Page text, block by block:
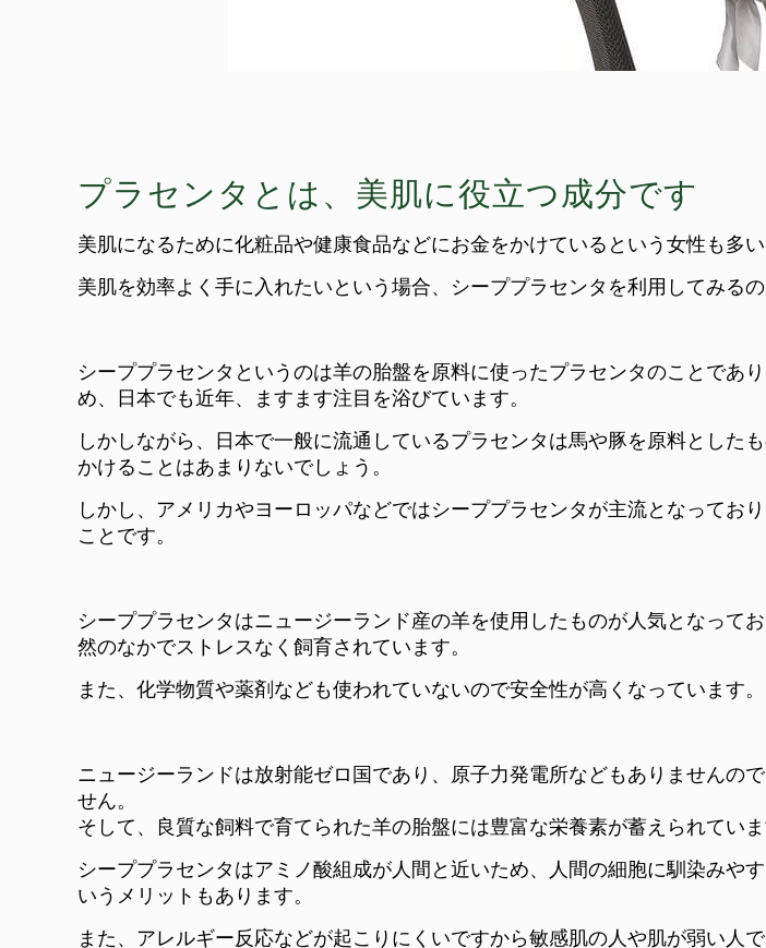
プラセンタとは、美肌に役立つ成分です
美肌になるために化粧品や健康食品などにお金をかけているという女性も多い
美肌を効率よく手に入れたいという場合、シーププラセンタを利用してみるの
シーププラセンタというのは羊の胎盤を原料に使ったプラセンタのことであ
め、日本でも近年、ますます注目を浴びています。
しかしながら、日本で一般に流通しているプラセンタは馬や豚を原料とした
かけることはあまりないでしょう。
しかし、アメリカやヨーロッパなどではシーププラセンタが主流となってお
ことです。
シーププラセンタはニュージーランド産の羊を使用したものが人気となって
然のなかでストレスなく飼育されています。
また、化学物質や薬剤なども使われていないので安全性が高くなっています。
ニュージーランドは放射能ゼロ国であり、原子力発電所などもありませんの
せん。
そして、良質な飼料で育てられた羊の胎盤には豊富な栄養素が蓄えられていま
シーププラセンタはアミノ酸組成が人間と近いため、人間の細胞に馴染みや
いうメリットもあります。
また、アレルギー反応などが起こりにくいですから敏感肌の人や肌が弱い人